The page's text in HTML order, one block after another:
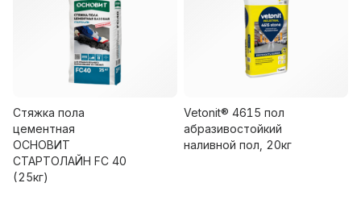
Стяжка пола
цементная
ОСНОВИТ
СТАРТОЛАЙН FC 40
(25кг)
Vetonit® 4615 пол
абразивостойкий
наливной пол, 20кг